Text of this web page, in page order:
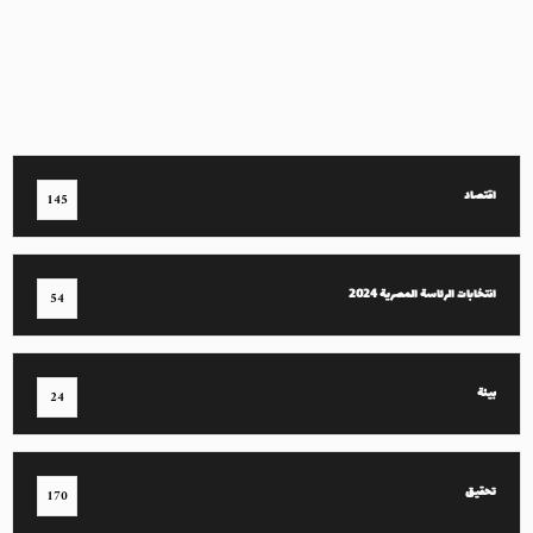
اقتصاد 145
انتخابات الرئاسة المصرية 2024 54
بيئة 24
تحقيق 170